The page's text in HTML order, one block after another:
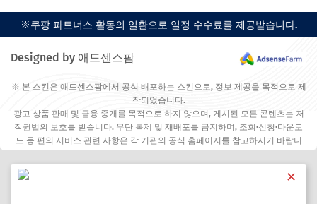
※쿠팡 파트너스 활동의 일환으로 일정 수수료를 제공받습니다.
Designed by 애드센스팜
※ 본 스킨은 애드센스팜에서 공식 배포하는 스킨으로, 정보 제공을 목적으로 제
작되었습니다.
광고 상품 판매 및 금융 중개를 목적으로 하지 않으며, 게시된 모든 콘텐츠는 저
작권법의 보호를 받습니다. 무단 복제 및 재배포를 금지하며, 조회·신청·다운로
드 등 편의 서비스 관련 사항은 각 기관의 공식 홈페이지를 참고하시기 바랍니
✕